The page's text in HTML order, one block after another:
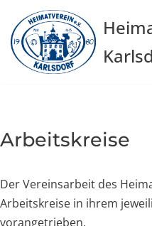
Zum
Inhalt
springen
Arbeitskreise
Der Vereinsarbeit des
Arbeitskreise in ihrem
vorangetrieben.